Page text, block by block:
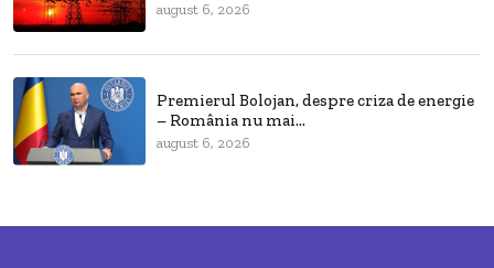
august 6, 2026
Premierul Bolojan, despre criza de energie
– România nu mai...
august 6, 2026